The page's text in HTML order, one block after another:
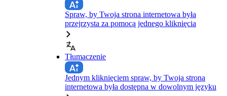
Spraw, by Twoja strona internetowa była
przejrzysta za pomocą jednego kliknięcia
Tłumaczenie
Jednym kliknięciem spraw, by Twoja strona
internetowa była dostępna w dowolnym języku